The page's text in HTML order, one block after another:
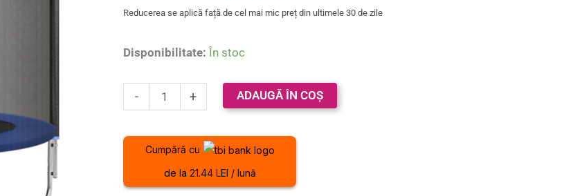
Reducerea se aplică față de cel mai mic preț din ultimele 30 de zile
Disponibilitate: În stoc
-
protectie
diametru
cm,
albastru
+ ADAUGĂ ÎN COȘ
Cumpără cu
de la 21.44 LEI / lună